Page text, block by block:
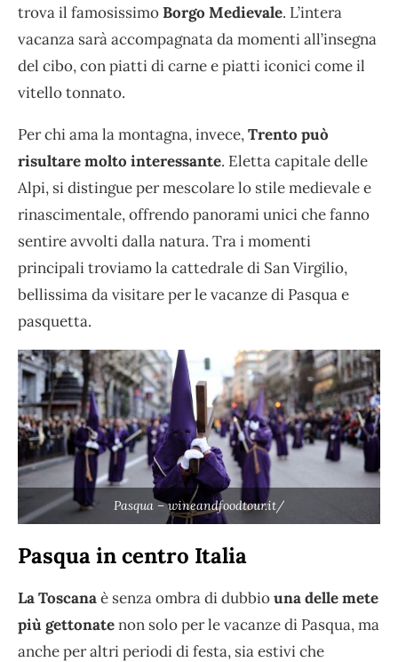
trova il famosissimoBorgo Medievale. L’intera
vacanza sarà accompagnata da momenti all’insegna
del cibo, con piatti di carne e piatti iconici come il
vitello tonnato.
Per chi ama la montagna, invece,Trento può
risultare molto interessante. Eletta capitale delle
Alpi, si distingue per mescolare lo stile medievale e
rinascimentale, offrendo panorami unici che fanno
sentire avvolti dalla natura. Tra i momenti
principali troviamo la cattedrale di San Virgilio,
bellissima da visitare per le vacanze di Pasqua e
pasquetta.
Pasqua – wineandfoodtour.it/
Pasqua in centro Italia
La Toscanaè senza ombra di dubbiouna delle mete
più gettonatenon solo per le vacanze di Pasqua, ma
anche per altri periodi di festa, sia estivi che